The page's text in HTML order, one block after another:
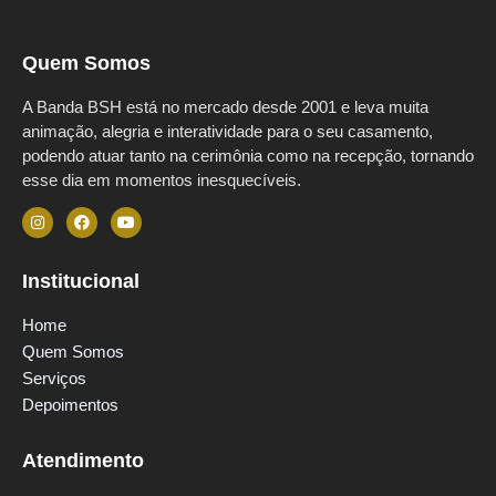
Quem Somos
A Banda BSH está no mercado desde 2001 e leva muita
animação, alegria e interatividade para o seu casamento,
podendo atuar tanto na cerimônia como na recepção, tornando
esse dia em momentos inesquecíveis.
Institucional
Home
Quem Somos
Serviços
Depoimentos
Atendimento